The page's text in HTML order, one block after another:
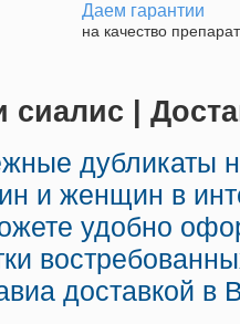
Даем гарантии
на качество
сиалис |
дубликаты
и женщин в
удобно
доставкой в